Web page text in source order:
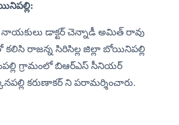
నాయకులు డాక్టర్ చెన్నాడీ అమిత్ రావు
కలిసి రాజన్న సిరిసిల్ల జిల్లా బోయినిపల్లి
గ్రామంలో బిఆర్ఎస్ సీనియర్
కరుణాకర్ ని పరామర్శించారు.